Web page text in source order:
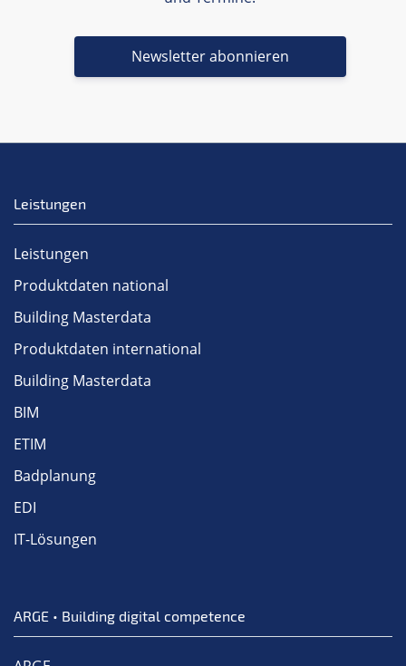
Newsletter abonnieren
Leistungen
Leistungen
Produktdaten national
Building Masterdata
Produktdaten international
Building Masterdata
BIM
ETIM
Badplanung
EDI
IT-Lösungen
ARGE • Building digital competence